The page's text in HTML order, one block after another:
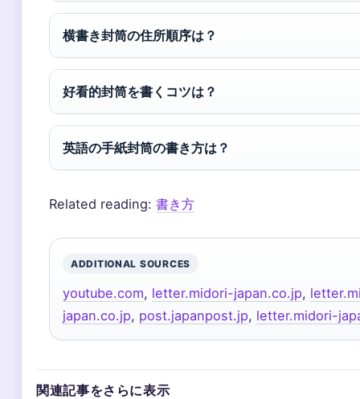
横書き封筒の住所順序は？
好看的封筒を書くコツは？
英語の手紙封筒の書き方は？
Related reading: 書き方
ADDITIONAL SOURCES
youtube.com, letter.midori-japan.co.jp,
japan.co.jp, post.japanpost.jp, letter.midori-
関連記事をさらに表示